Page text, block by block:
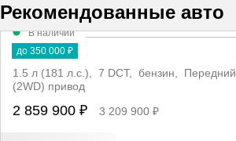
Рекомендованные авто
до 350 000 ₽
В наличии
UNI-V Tech
1.5 л (181 л.с.), 7 DCT, бензин, Передний
(2WD) привод
2 859 900 ₽ 3 209 900 ₽